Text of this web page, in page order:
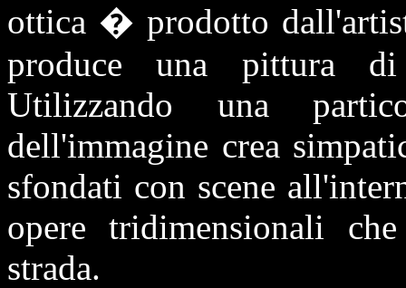
ottica � prodotto
produce una pittura
Utilizzando una
dell'immagine crea
sfondati con scene
opere tridimensionali
strada.